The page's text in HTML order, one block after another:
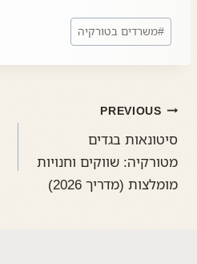
#משרדים בטורקיה
PREVIOUS
סיטונאות בגדים
מטורקיה: שווקים וחנויות
מומלצות (מדריך 2026)